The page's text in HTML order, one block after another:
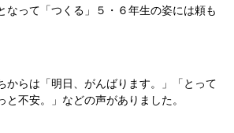
なって「つくる」５・６年生の姿には頼も
らは「明日、がんばります。」「とって
と不安。」などの声がありました。